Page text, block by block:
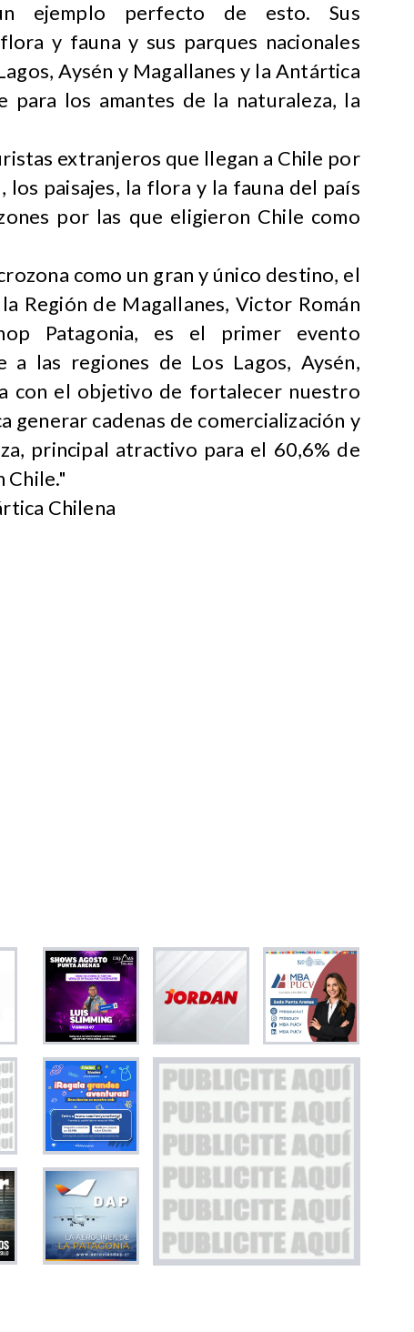
ejemplo perfecto de esto. Sus
y fauna y sus parques nacionales
Aysén y Magallanes y la Antártica
para los amantes de la naturaleza, la
extranjeros que llegan a Chile por
los paisajes, la flora y la fauna del país
por las que eligieron Chile como
como un gran y único destino, el
Región de Magallanes, Victor Román
Patagonia, es el primer evento
a las regiones de Los Lagos, Aysén,
con el objetivo de fortalecer nuestro
generar cadenas de comercialización y
principal atractivo para el 60,6% de
Chile."
Chilena